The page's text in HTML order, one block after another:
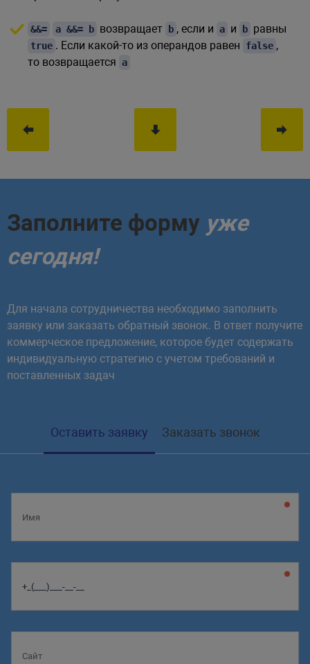
&&= a &&= b возвращает b , если и a и b равны
true . Если какой-то из операндов равен false ,
то возвращается a
Заполните форму уже
сегодня!
Для начала сотрудничества необходимо заполнить
заявку или заказать обратный звонок. В ответ получите
коммерческое предложение, которое будет содержать
индивидуальную стратегию с учетом требований и
поставленных задач
Оставить заявку Заказать звонок